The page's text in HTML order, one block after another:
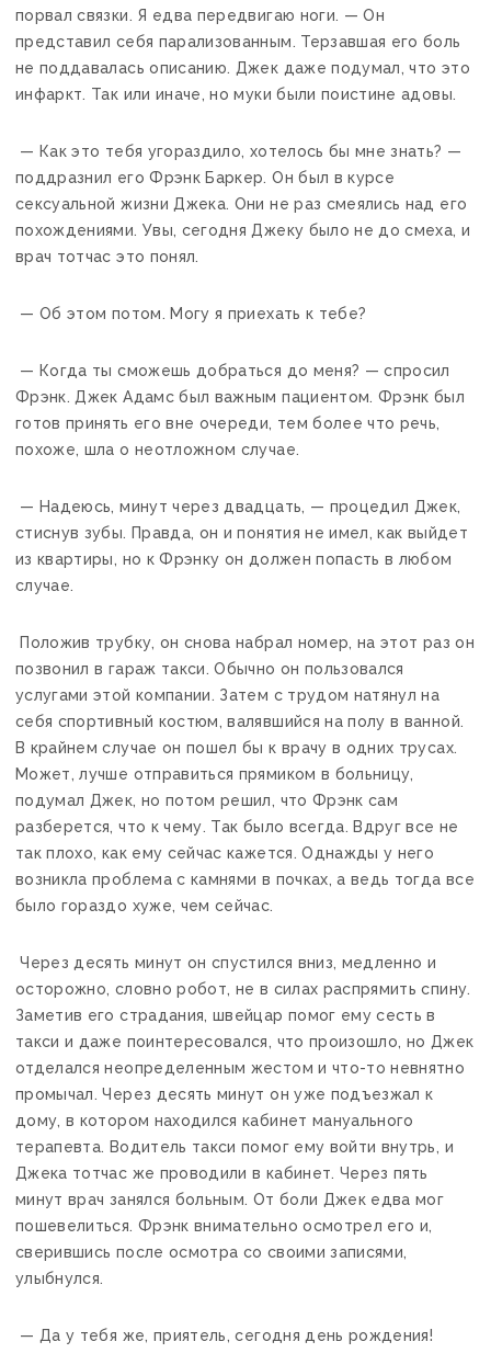
порвал связки. Я едва передвигаю ноги. — Он
представил себя парализованным. Терзавшая его боль
не поддавалась описанию. Джек даже подумал, что это
инфаркт. Так или иначе, но муки были поистине адовы.
— Как это тебя угораздило, хотелось бы мне знать? —
поддразнил его Фрэнк Баркер. Он был в курсе
сексуальной жизни Джека. Они не раз смеялись над его
похождениями. Увы, сегодня Джеку было не до смеха, и
врач тотчас это понял.
— Об этом потом. Могу я приехать к тебе?
— Когда ты сможешь добраться до меня? — спросил
Фрэнк. Джек Адамс был важным пациентом. Фрэнк был
готов принять его вне очереди, тем более что речь,
похоже, шла о неотложном случае.
— Надеюсь, минут через двадцать, — процедил Джек,
стиснув зубы. Правда, он и понятия не имел, как выйдет
из квартиры, но к Фрэнку он должен попасть в любом
случае.
Положив трубку, он снова набрал номер, на этот раз он
позвонил в гараж такси. Обычно он пользовался
услугами этой компании. Затем с трудом натянул на
себя спортивный костюм, валявшийся на полу в ванной.
В крайнем случае он пошел бы к врачу в одних трусах.
Может, лучше отправиться прямиком в больницу,
подумал Джек, но потом решил, что Фрэнк сам
разберется, что к чему. Так было всегда. Вдруг все не
так плохо, как ему сейчас кажется. Однажды у него
возникла проблема с камнями в почках, а ведь тогда все
было гораздо хуже, чем сейчас.
Через десять минут он спустился вниз, медленно и
осторожно, словно робот, не в силах распрямить спину.
Заметив его страдания, швейцар помог ему сесть в
такси и даже поинтересовался, что произошло, но Джек
отделался неопределенным жестом и что-то невнятно
промычал. Через десять минут он уже подъезжал к
дому, в котором находился кабинет мануального
терапевта. Водитель такси помог ему войти внутрь, и
Джека тотчас же проводили в кабинет. Через пять
минут врач занялся больным. От боли Джек едва мог
пошевелиться. Фрэнк внимательно осмотрел его и,
сверившись после осмотра со своими записями,
улыбнулся.
— Да у тебя же, приятель, сегодня день рождения!